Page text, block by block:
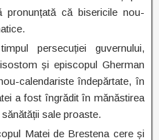
că bisericile nou-
persecuției guvernului,
și episcopul Gherman
calendariste îndepărtate, în
a fost îngrădit în mănăstirea
sale proaste.
Matei de Brestena cere și